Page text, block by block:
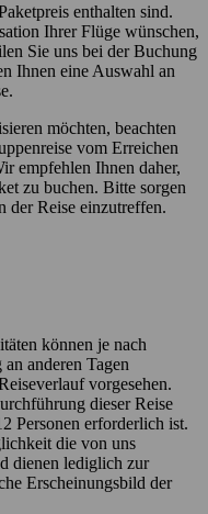
enthalten sind.
Ihrer Flüge wünschen,
Sie uns bei der Buchung
Ihnen eine Auswahl an
möchten, beachten
vom Erreichen
empfehlen Ihnen daher,
zu buchen. Bitte sorgen
der Reise einzutreffen.
können je nach
anderen Tagen
vorgesehen.
dieser Reise
Personen erforderlich ist.
die von uns
dienen lediglich zur
Erscheinungsbild der